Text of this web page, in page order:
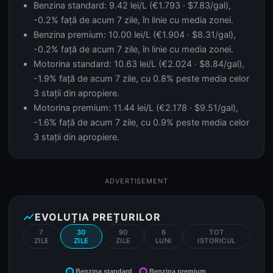
Benzina standard: 9.42 lei/L (€1.793 · $7.83/gal),
-0.2% față de acum 7 zile, în linie cu media zonei.
Benzina premium: 10.00 lei/L (€1.904 · $8.31/gal),
-0.2% față de acum 7 zile, în linie cu media zonei.
Motorina standard: 10.63 lei/L (€2.024 · $8.84/gal),
-1.9% față de acum 7 zile, cu 0.8% peste media celor
3 stații din apropiere.
Motorina premium: 11.44 lei/L (€2.178 · $9.51/gal),
-1.6% față de acum 7 zile, cu 0.9% peste media celor
3 stații din apropiere.
ADVERTISEMENT
show_chartEVOLUȚIA PREȚURILOR
7
ZILE
30
ZILE
90
ZILE
6
LUNI
TOT
ISTORICUL